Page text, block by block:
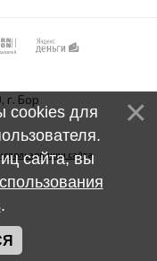
г. Бор
сайта
cookies для
сайта, вы
.